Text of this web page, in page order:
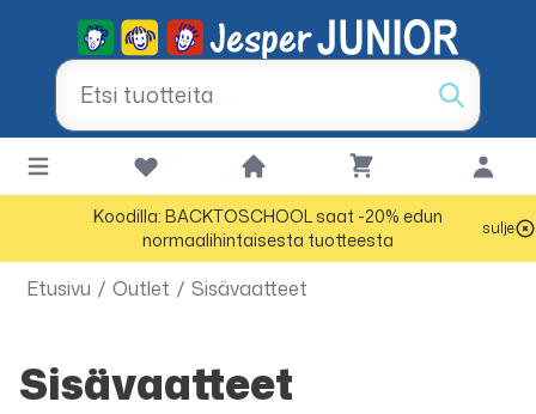
Koodilla: BACKTOSCHOOL saat -20% edun
normaalihintaisesta tuotteesta
sulje
Etusivu / Outlet / Sisävaatteet
Sisävaatteet